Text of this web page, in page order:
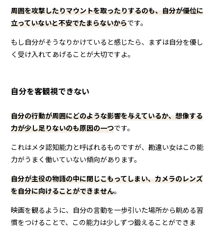
周囲を攻撃したりマウントを取ったりするのも、自分が優位に
立っていないと不安でたまらないからです。
もし自分がそうなりかけていると感じたら、まずは自分を優し
く受け入れてあげることが大切ですよ。
自分を客観視できない
自分の行動が周囲にどのような影響を与えているか、想像する
力が少し足りないのも原因の一つです。
これはメタ認知能力と呼ばれるものですが、勘違い女はこの能
力がうまく働いていない傾向があります。
自分が主役の物語の中に閉じこもってしまい、カメラのレンズ
を自分に向けることができません。
映画を観るように、自分の言動を一歩引いた場所から眺める習
慣をつけることで、この能力は少しずつ鍛えることができま